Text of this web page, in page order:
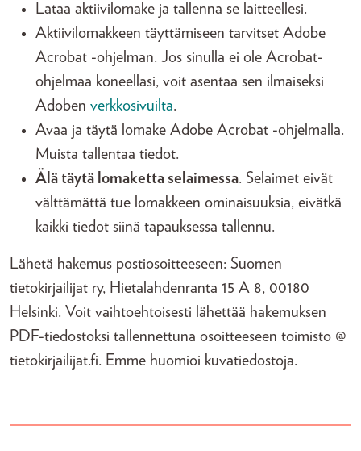
Lataa aktiivilomake ja tallenna se laitteellesi.
Aktiivilomakkeen täyttämiseen tarvitset Adobe
Acrobat -ohjelman. Jos sinulla ei ole Acrobat-
ohjelmaa koneellasi, voit asentaa sen ilmaiseksi
Adoben verkkosivuilta.
Avaa ja täytä lomake Adobe Acrobat -ohjelmalla.
Muista tallentaa tiedot.
Älä täytä lomaketta selaimessa. Selaimet eivät
välttämättä tue lomakkeen ominaisuuksia, eivätkä
kaikki tiedot siinä tapauksessa tallennu.
Lähetä hakemus postiosoitteeseen: Suomen
tietokirjailijat ry, Hietalahdenranta 15 A 8, 00180
Helsinki. Voit vaihtoehtoisesti lähettää hakemuksen
PDF-tiedostoksi tallennettuna osoitteeseen toimisto @
tietokirjailijat.fi. Emme huomioi kuvatiedostoja.